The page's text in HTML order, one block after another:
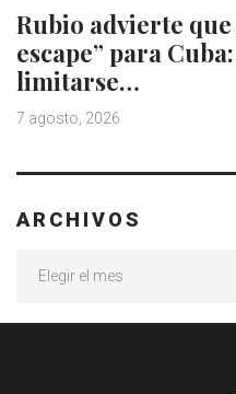
Rubio advierte
escape” para
limitarse…
7 agosto, 2026
ARCHIVOS